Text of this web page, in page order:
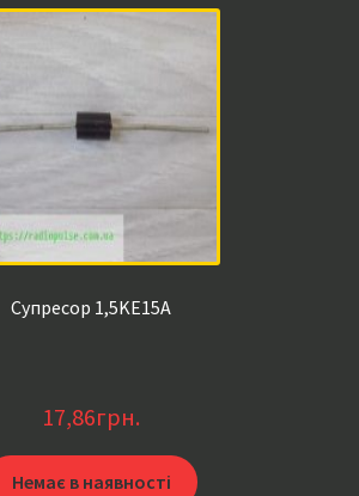
Супресор 1,5KE15A
17,86грн.
Немає в наявності